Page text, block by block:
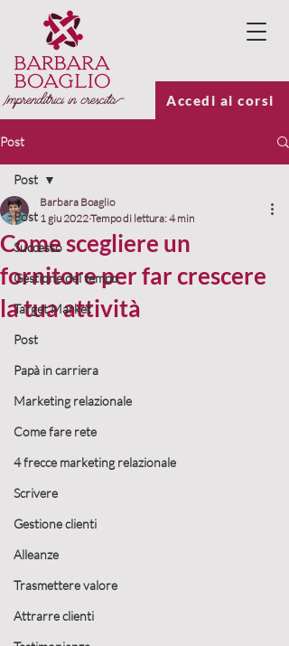
Accedi ai corsi
Post
Post
Successo
Gestione del tempo
Target Market
Post
Papà in carriera
Marketing relazionale
Come fare rete
4 frecce marketing relazionale
Scrivere
Gestione clienti
Alleanze
Trasmettere valore
Attrarre clienti
Post
Come scegliere un
fornitore per far crescere
la tua attività
Barbara Boaglio
1 giu 2022Tempo di lettura: 4 min